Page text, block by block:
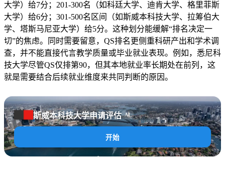
大学）给7分；201-300名（如科廷大学、迪肯大学、格里菲斯
大学）给6分；301-500名区间（如斯威本科技大学、拉筹伯大
学、塔斯马尼亚大学）给5分。这种划分能缓解“排名决定一
切”的焦虑。同时需要留意，QS排名更侧重科研产出和学术调
查，并不能直接代言教学质量或毕业就业表现。例如，悉尼科
技大学尽管QS仅排第90，但其本地就业率长期处在前列，这
就是需要结合后续就业维度来共同判断的原因。
斯威本科技大学申请评估 AI
开始